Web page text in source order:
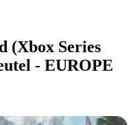
(Xbox Series
- EUROPE